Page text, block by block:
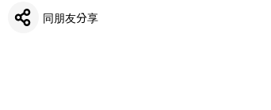
同朋友分享